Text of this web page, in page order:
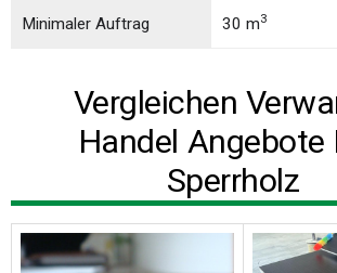
Minimaler Auftrag 30 m3
Vergleichen
Handel Angebote
Sperrholz